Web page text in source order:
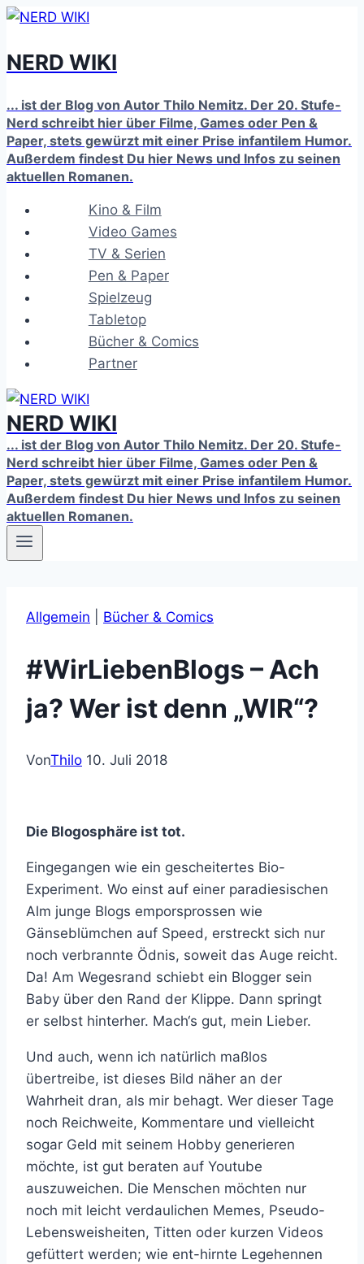
Zum
springen
NERD WIKI
... ist der Blog von Autor Thilo Nemitz. Der 20. Stufe-
Nerd schreibt hier über Filme, Games oder Pen &
Paper, stets gewürzt mit einer Prise infantilem Humor.
Außerdem findest Du hier News und Infos zu seinen
aktuellen Romanen.
Kino & Film
Video Games
TV & Serien
Pen & Paper
Spielzeug
Tabletop
Bücher & Comics
Partner
NERD WIKI
... ist der Blog von Autor Thilo Nemitz. Der 20. Stufe-
Nerd schreibt hier über Filme, Games oder Pen &
Paper, stets gewürzt mit einer Prise infantilem Humor.
Außerdem findest Du hier News und Infos zu seinen
aktuellen Romanen.
Allgemein Bücher & Comics
#WirLiebenBlogs – Ach
ja? Wer ist denn „WIR“?
VonThilo 10. Juli 2018
Die Blogosphäre ist tot.
Eingegangen wie ein gescheitertes Bio-
Experiment. Wo einst auf einer paradiesischen
Alm junge Blogs emporsprossen wie
Gänseblümchen auf Speed, erstreckt sich nur
noch verbrannte Ödnis, soweit das Auge reicht.
Da! Am Wegesrand schiebt ein Blogger sein
Baby über den Rand der Klippe. Dann springt
er selbst hinterher. Mach‘s gut, mein Lieber.
Und auch, wenn ich natürlich maßlos
übertreibe, ist dieses Bild näher an der
Wahrheit dran, als mir behagt. Wer dieser Tage
noch Reichweite, Kommentare und vielleicht
sogar Geld mit seinem Hobby generieren
möchte, ist gut beraten auf Youtube
auszuweichen. Die Menschen möchten nur
noch mit leicht verdaulichen Memes, Pseudo-
Lebensweisheiten, Titten oder kurzen Videos
gefüttert werden; wie ent-hirnte Legehennen